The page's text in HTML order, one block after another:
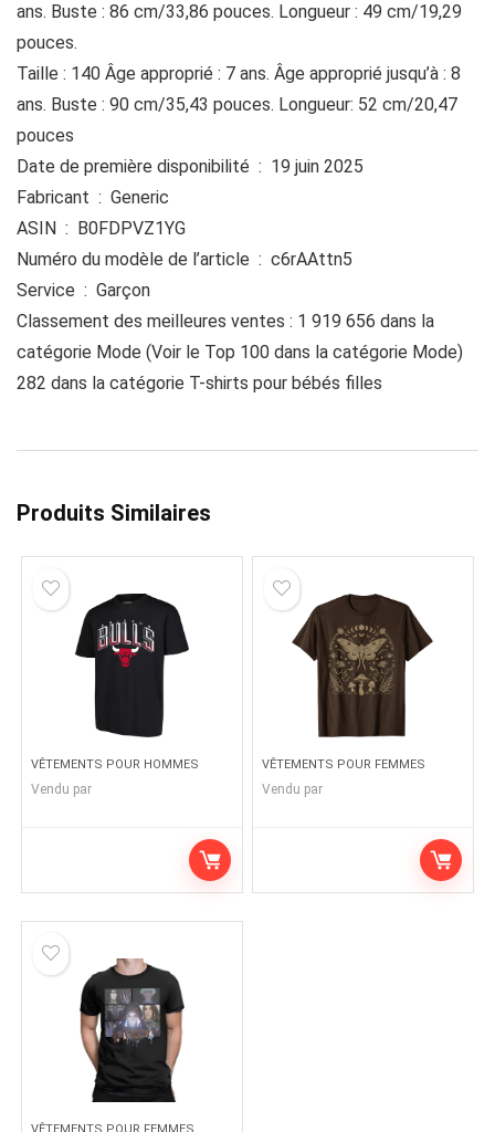
ans. Buste : 86 cm/33,86 pouces. Longueur : 49 cm/19,29
pouces.
Taille : 140 Âge approprié : 7 ans. Âge approprié jusqu’à : 8
ans. Buste : 90 cm/35,43 pouces. Longueur: 52 cm/20,47
pouces
Date de première disponibilité ‏ : ‎ 19 juin 2025
Fabricant ‏ : ‎ Generic
ASIN ‏ : ‎ B0FDPVZ1YG
Numéro du modèle de l’article ‏ : ‎ c6rAAttn5
Service ‏ : ‎ Garçon
Classement des meilleures ventes : 1 919 656 dans la
catégorie Mode (Voir le Top 100 dans la catégorie Mode)
282 dans la catégorie T-shirts pour bébés filles
Produits Similaires
VÊTEMENTS POUR HOMMES
Vendu par
VÊTEMENTS POUR FEMMES
Vendu par
VÊTEMENTS POUR FEMMES